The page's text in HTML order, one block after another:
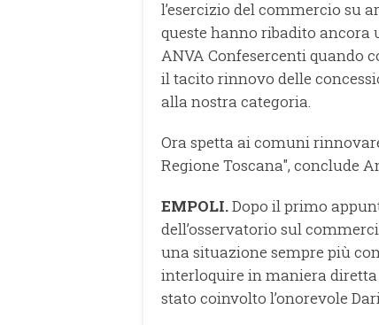
l’esercizio del commercio su
queste hanno ribadito ancora
ANVA Confesercenti quando
il tacito rinnovo delle
alla nostra categoria.
Ora spetta ai comuni
Regione Toscana", conclude
EMPOLI.Dopo il primo
dell’osservatorio sul
una situazione sempre più
interloquire in maniera
stato coinvolto l’onorevole